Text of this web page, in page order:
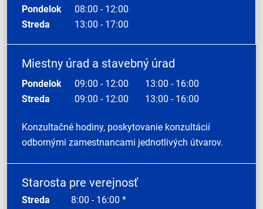
Pondelok
08:00 - 12:00
Streda
13:00 - 17:00
Miestny úrad a stavebný úrad
Pondelok 09:00 - 12:00
13:00 - 16:00
Streda
09:00 - 12:00 13:00 - 16:00
Konzultačné hodiny, poskytovanie konzultácií
odbornými zamestnancami jednotlivých útvarov.
Starosta pre verejnosť
Streda 8:00 - 16:00 *